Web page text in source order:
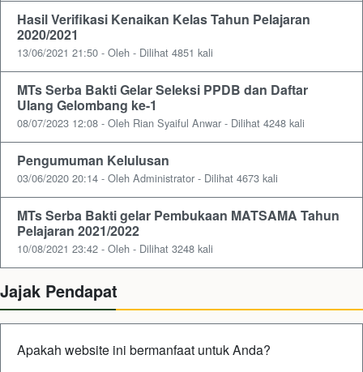
Hasil Verifikasi Kenaikan Kelas Tahun Pelajaran
2020/2021
13/06/2021 21:50 - Oleh - Dilihat 4851 kali
MTs Serba Bakti Gelar Seleksi PPDB dan Daftar
Ulang Gelombang ke-1
08/07/2023 12:08 - Oleh Rian Syaiful Anwar - Dilihat 4248 kali
Pengumuman Kelulusan
03/06/2020 20:14 - Oleh Administrator - Dilihat 4673 kali
MTs Serba Bakti gelar Pembukaan MATSAMA Tahun
Pelajaran 2021/2022
10/08/2021 23:42 - Oleh - Dilihat 3248 kali
Jajak Pendapat
Apakah website ini bermanfaat untuk Anda?